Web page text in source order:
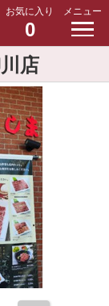
お気に入り
0
メニュー
店